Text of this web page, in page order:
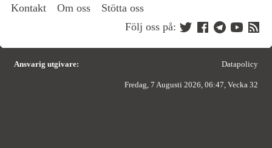
Kontakt Om oss
Stötta oss
Följ oss på:
Ansvarig utgivare: Datapolicy
Fredag, 7 Augusti 2026, 06:47, Vecka 32